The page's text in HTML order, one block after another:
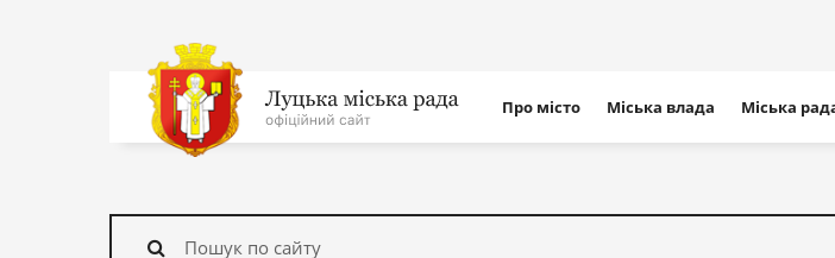
На
головну
сайту
Про місто Міська влада Міська